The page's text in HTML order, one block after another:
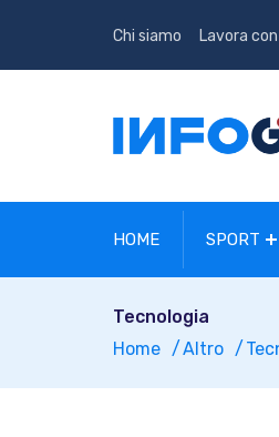
Chi siamo Lavora
HOME SPORT
Tecnologia
Home
Altro